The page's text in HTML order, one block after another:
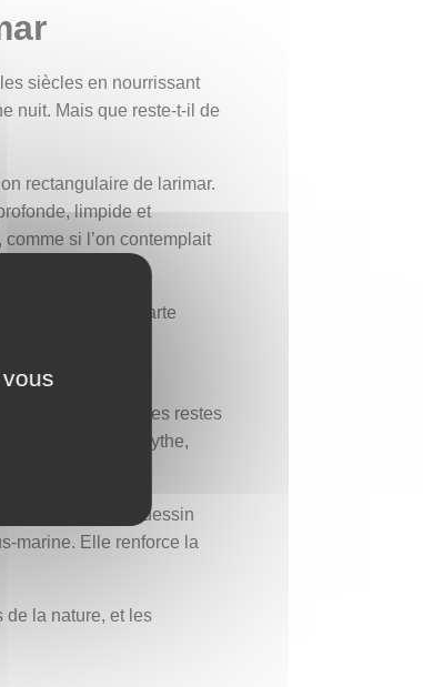
siècles en nourrissant
nuit. Mais que reste-t-il de
rectangulaire de larimar.
limpide et
si l’on contemplait
une ancienne carte
les vestiges de
elle proviendrait des restes
réel du mythe,
point central. Ce dessin
marine. Elle renforce la
de la nature, et les